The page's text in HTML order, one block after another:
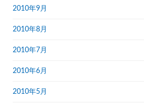
2010年9月
2010年8月
2010年7月
2010年6月
2010年5月